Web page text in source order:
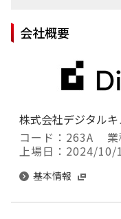
会社概要
株式会社デジタル
コード：263A
上場日：2024/10/
基本情報